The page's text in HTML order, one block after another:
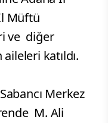
Müftü
ve diğer
katıldı.
Merkez
M. Ali